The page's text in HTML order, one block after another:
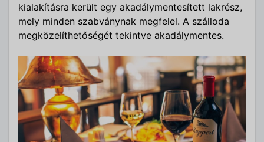
kialakításra került egy akadálymentesített lakrész,
mely minden szabványnak megfelel. A szálloda
megközelíthetőségét tekintve akadálymentes.